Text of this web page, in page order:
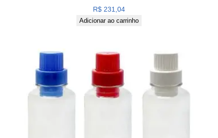
R$ 231,04
Adicionar ao carrinho